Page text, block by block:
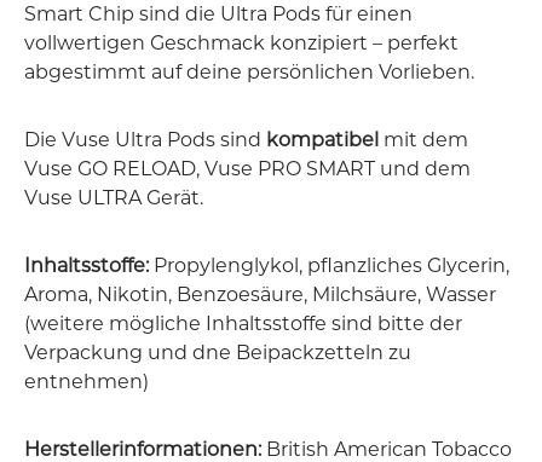
Smart Chip sind die Ultra Pods für einen
vollwertigen Geschmack konzipiert – perfekt
abgestimmt auf deine persönlichen Vorlieben.
Die Vuse Ultra Pods sind kompatibel mit dem
Vuse GO RELOAD, Vuse PRO SMART und dem
Vuse ULTRA Gerät.
Inhaltsstoffe: Propylenglykol, pflanzliches Glycerin,
Aroma, Nikotin, Benzoesäure, Milchsäure, Wasser
(weitere mögliche Inhaltsstoffe sind bitte der
Verpackung und dne Beipackzetteln zu
entnehmen)
Herstellerinformationen: British American Tobacco